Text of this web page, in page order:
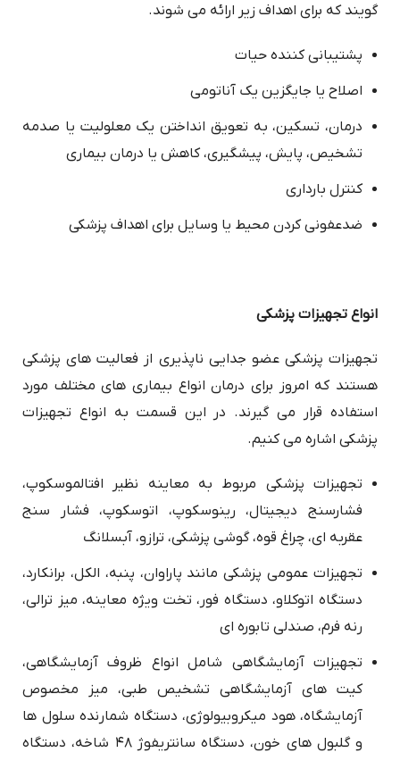
گویند که برای اهداف زیر ارائه می شوند.
پشتیبانی کننده حیات
اصلاح یا جایگزین یک آناتومی
درمان، تسکین، به تعویق انداختن یک معلولیت یا صدمه
تشخیص، پایش، پیشگیری، کاهش یا درمان بیماری
کنترل بارداری
ضدعفونی کردن محیط یا وسایل برای اهداف پزشکی
انواع تجهیزات پزشکی
تجهیزات پزشکی عضو جدایی ناپذیری از فعالیت های پزشکی
هستند که امروز برای درمان انواع بیماری های مختلف مورد
استفاده قرار می گیرند. در این قسمت به انواع تجهیزات
پزشکی اشاره می کنیم.
تجهیزات پزشکی مربوط به معاینه نظیر افتالموسکوپ،
فشارسنج دیجیتال، رینوسکوپ، اتوسکوپ، فشار سنج
عقربه ای، چراغ قوه، گوشی پزشکی، ترازو، آبسلانگ
تجهیزات عمومی پزشکی مانند پاراوان، پنبه، الکل، برانکارد،
دستگاه اتوکلاو، دستگاه فور، تخت ویژه معاینه، میز ترالی،
رنه فرم، صندلی تابوره ای
تجهیزات آزمایشگاهی شامل انواع ظروف آزمایشگاهی،
کیت های آزمایشگاهی تشخیص طبی، میز مخصوص
آزمایشگاه، هود میکروبیولوژی، دستگاه شمارنده سلول ها
و گلبول های خون، دستگاه سانتریفوژ ۴۸ شاخه، دستگاه